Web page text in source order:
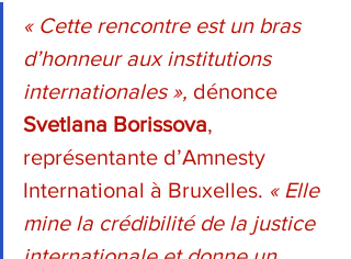
« Cette rencontre est un bras
d’honneur aux institutions
internationales », dénonce
Svetlana Borissova,
représentante d’Amnesty
International à Bruxelles. « Elle
mine la crédibilité de la justice